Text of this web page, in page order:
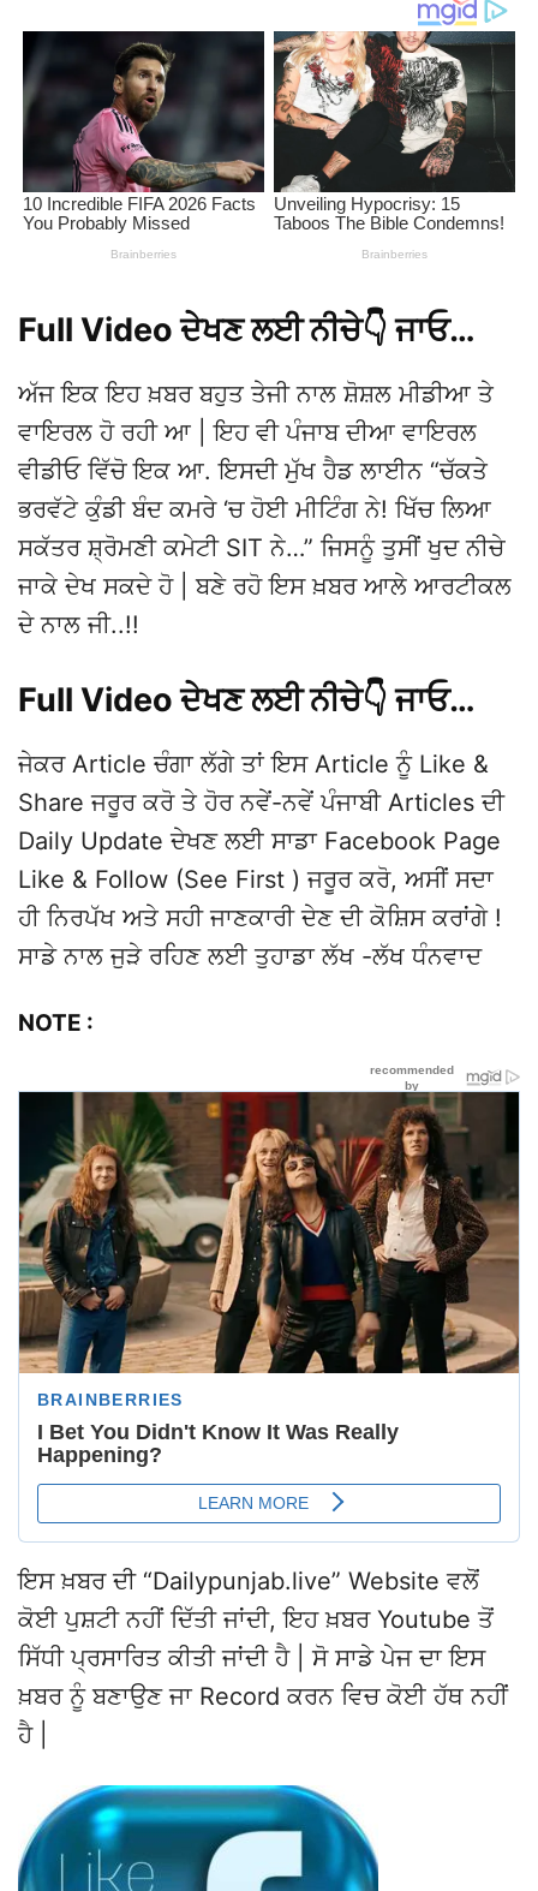
Full Video ਦੇਖਣ ਲਈ ਨੀਚੇ👇 ਜਾਓ…
ਅੱਜ ਇਕ ਇਹ ਖ਼ਬਰ ਬਹੁਤ ਤੇਜੀ ਨਾਲ ਸ਼ੋਸ਼ਲ ਮੀਡੀਆ ਤੇ
ਵਾਇਰਲ ਹੋ ਰਹੀ ਆ | ਇਹ ਵੀ ਪੰਜਾਬ ਦੀਆ ਵਾਇਰਲ
ਵੀਡੀਓ ਵਿੱਚੋ ਇਕ ਆ. ਇਸਦੀ ਮੁੱਖ ਹੈਡ ਲਾਈਨ “ਚੱਕਤੇ
ਭਰਵੱਟੇ ਕੁੰਡੀ ਬੰਦ ਕਮਰੇ ‘ਚ ਹੋਈ ਮੀਟਿੰਗ ਨੇ! ਖਿੱਚ ਲਿਆ
ਸਕੱਤਰ ਸ਼੍ਰੋਮਣੀ ਕਮੇਟੀ SIT ਨੇ…” ਜਿਸਨੂੰ ਤੁਸੀਂ ਖੁਦ ਨੀਚੇ
ਜਾਕੇ ਦੇਖ ਸਕਦੇ ਹੋ | ਬਣੇ ਰਹੋ ਇਸ ਖ਼ਬਰ ਆਲੇ ਆਰਟੀਕਲ
ਦੇ ਨਾਲ ਜੀ..!!
Full Video ਦੇਖਣ ਲਈ ਨੀਚੇ👇 ਜਾਓ…
ਜੇਕਰ Article ਚੰਗਾ ਲੱਗੇ ਤਾਂ ਇਸ Article ਨੂੰ Like &
Share ਜਰੂਰ ਕਰੋ ਤੇ ਹੋਰ ਨਵੇਂ-ਨਵੇਂ ਪੰਜਾਬੀ Articles ਦੀ
Daily Update ਦੇਖਣ ਲਈ ਸਾਡਾ Facebook Page
Like & Follow (See First ) ਜਰੂਰ ਕਰੋ, ਅਸੀਂ ਸਦਾ
ਹੀ ਨਿਰਪੱਖ ਅਤੇ ਸਹੀ ਜਾਣਕਾਰੀ ਦੇਣ ਦੀ ਕੋਸ਼ਿਸ ਕਰਾਂਗੇ !
ਸਾਡੇ ਨਾਲ ਜੁੜੇ ਰਹਿਣ ਲਈ ਤੁਹਾਡਾ ਲੱਖ -ਲੱਖ ਧੰਨਵਾਦ
NOTE :
ਇਸ ਖ਼ਬਰ ਦੀ “Dailypunjab.live” Website ਵਲੋਂ
ਕੋਈ ਪੁਸ਼ਟੀ ਨਹੀਂ ਦਿੱਤੀ ਜਾਂਦੀ, ਇਹ ਖ਼ਬਰ Youtube ਤੋਂ
ਸਿੱਧੀ ਪ੍ਰਸਾਰਿਤ ਕੀਤੀ ਜਾਂਦੀ ਹੈ | ਸੋ ਸਾਡੇ ਪੇਜ ਦਾ ਇਸ
ਖ਼ਬਰ ਨੂੰ ਬਣਾਉਣ ਜਾ Record ਕਰਨ ਵਿਚ ਕੋਈ ਹੱਥ ਨਹੀਂ
ਹੈ |